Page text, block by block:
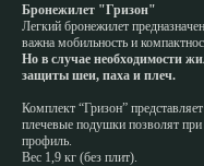
Бронежилет "Гризон"
Легкий бронежилет
важна мобильность и
Но в случае необходимости
защиты шеи, паха и плеч.
Комплект “Гризон”
плечевые подушки позволят
профиль.
Вес 1,9 кг (без плит).